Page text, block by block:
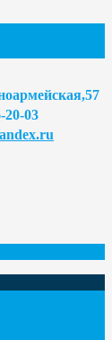
20-03